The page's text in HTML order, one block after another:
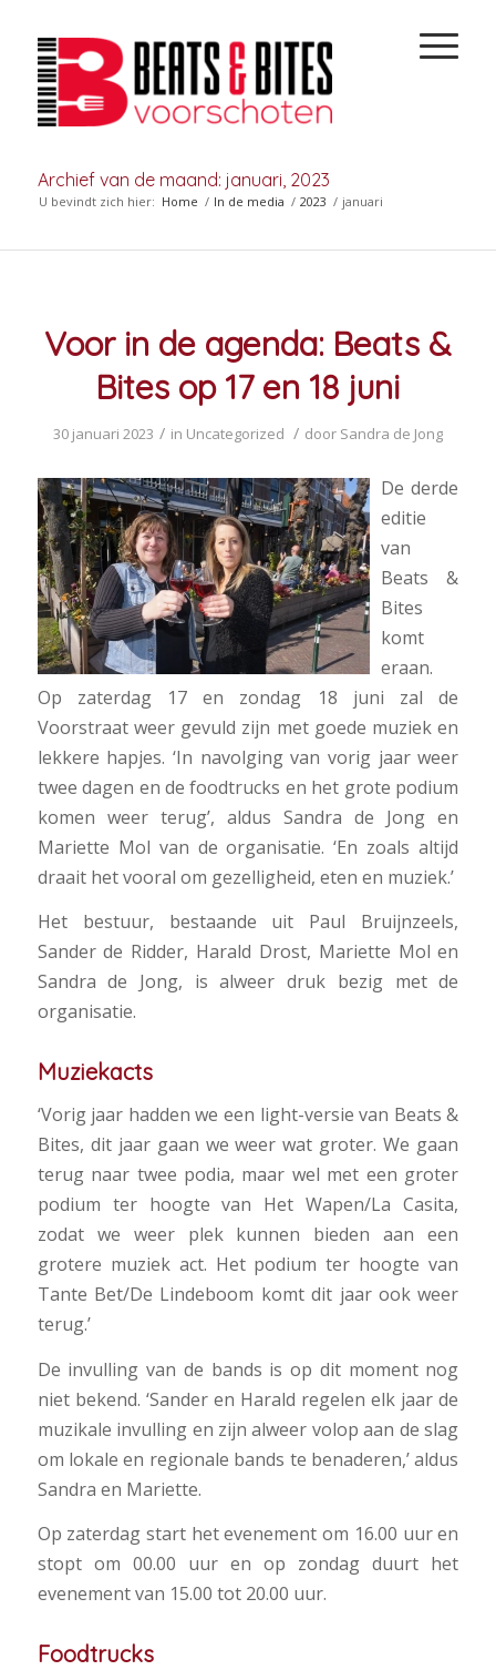
Archief van de maand: januari, 2023
U bevindt zich hier: Home / In de media / 2023 / januari
Voor in de agenda: Beats &
Bites op 17 en 18 juni
30 januari 2023 / in Uncategorized / door Sandra de Jong
De derde
editie
van
Beats &
Bites
komt
eraan.
Op zaterdag 17 en zondag 18 juni zal de
Voorstraat weer gevuld zijn met goede muziek en
lekkere hapjes. ‘In navolging van vorig jaar weer
twee dagen en de foodtrucks en het grote podium
komen weer terug’, aldus Sandra de Jong en
Mariette Mol van de organisatie. ‘En zoals altijd
draait het vooral om gezelligheid, eten en muziek.’
Het bestuur, bestaande uit Paul Bruijnzeels,
Sander de Ridder, Harald Drost, Mariette Mol en
Sandra de Jong, is alweer druk bezig met de
organisatie.
Muziekacts
‘Vorig jaar hadden we een light-versie van Beats &
Bites, dit jaar gaan we weer wat groter. We gaan
terug naar twee podia, maar wel met een groter
podium ter hoogte van Het Wapen/La Casita,
zodat we weer plek kunnen bieden aan een
grotere muziek act. Het podium ter hoogte van
Tante Bet/De Lindeboom komt dit jaar ook weer
terug.’
De invulling van de bands is op dit moment nog
niet bekend. ‘Sander en Harald regelen elk jaar de
muzikale invulling en zijn alweer volop aan de slag
om lokale en regionale bands te benaderen,’ aldus
Sandra en Mariette.
Op zaterdag start het evenement om 16.00 uur en
stopt om 00.00 uur en op zondag duurt het
evenement van 15.00 tot 20.00 uur.
Foodtrucks